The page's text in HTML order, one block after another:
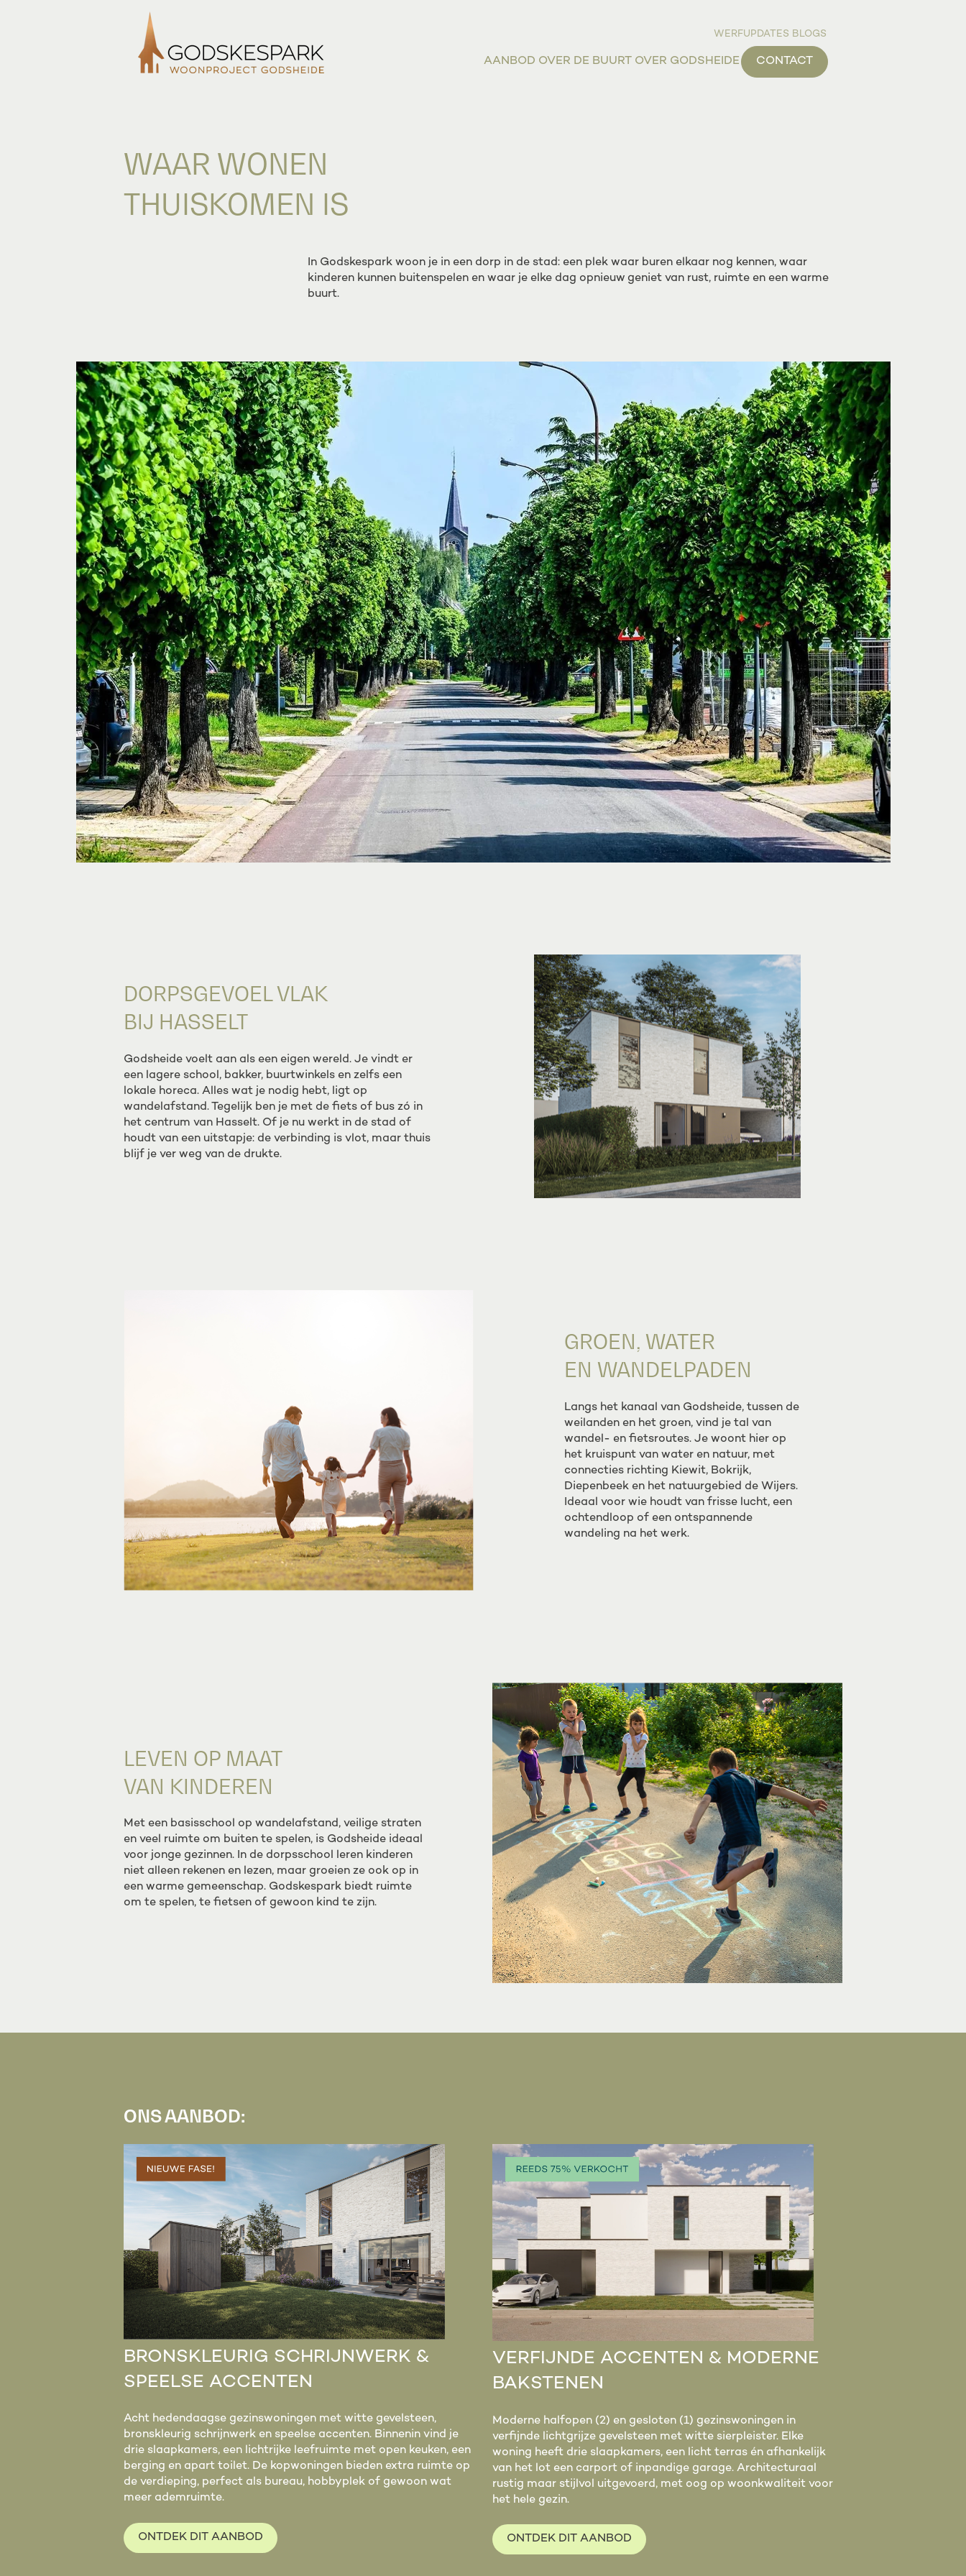
WERFUPDATES BLOGS
AANBOD OVER DE BUURT OVER GODSHEIDE CONTACT
WAAR WONEN
THUISKOMEN IS
In Godskespark woon je in een dorp in de stad: een plek waar buren elkaar nog kennen, waar
kinderen kunnen buitenspelen en waar je elke dag opnieuw geniet van rust, ruimte en een warme
buurt.
DORPSGEVOEL VLAK
BIJ HASSELT
Godsheide voelt aan als een eigen wereld. Je vindt er
een lagere school, bakker, buurtwinkels en zelfs een
lokale horeca. Alles wat je nodig hebt, ligt op
wandelafstand. Tegelijk ben je met de fiets of bus zó in
het centrum van Hasselt. Of je nu werkt in de stad of
houdt van een uitstapje: de verbinding is vlot, maar thuis
blijf je ver weg van de drukte.
GROEN, WATER
EN WANDELPADEN
Langs het kanaal van Godsheide, tussen de
weilanden en het groen, vind je tal van
wandel- en fietsroutes. Je woont hier op
het kruispunt van water en natuur, met
connecties richting Kiewit, Bokrijk,
Diepenbeek en het natuurgebied de Wijers.
Ideaal voor wie houdt van frisse lucht, een
ochtendloop of een ontspannende
wandeling na het werk.
LEVEN OP MAAT
VAN KINDEREN
Met een basisschool op wandelafstand, veilige straten
en veel ruimte om buiten te spelen, is Godsheide ideaal
voor jonge gezinnen. In de dorpsschool leren kinderen
niet alleen rekenen en lezen, maar groeien ze ook op in
een warme gemeenschap. Godskespark biedt ruimte
om te spelen, te fietsen of gewoon kind te zijn.
ONS AANBOD:
BRONSKLEURIG SCHRIJNWERK &
SPEELSE ACCENTEN
Acht hedendaagse gezinswoningen met witte gevelsteen,
bronskleurig schrijnwerk en speelse accenten. Binnenin vind je
drie slaapkamers, een lichtrijke leefruimte met open keuken, een
berging en apart toilet. De kopwoningen bieden extra ruimte op
de verdieping, perfect als bureau, hobbyplek of gewoon wat
meer ademruimte.
ONTDEK DIT AANBOD
VERFIJNDE ACCENTEN & MODERNE
BAKSTENEN
Moderne halfopen (2) en gesloten (1) gezinswoningen in
verfijnde lichtgrijze gevelsteen met witte sierpleister. Elke
woning heeft drie slaapkamers, een licht terras én afhankelijk
van het lot een carport of inpandige garage. Architecturaal
rustig maar stijlvol uitgevoerd, met oog op woonkwaliteit voor
het hele gezin.
ONTDEK DIT AANBOD